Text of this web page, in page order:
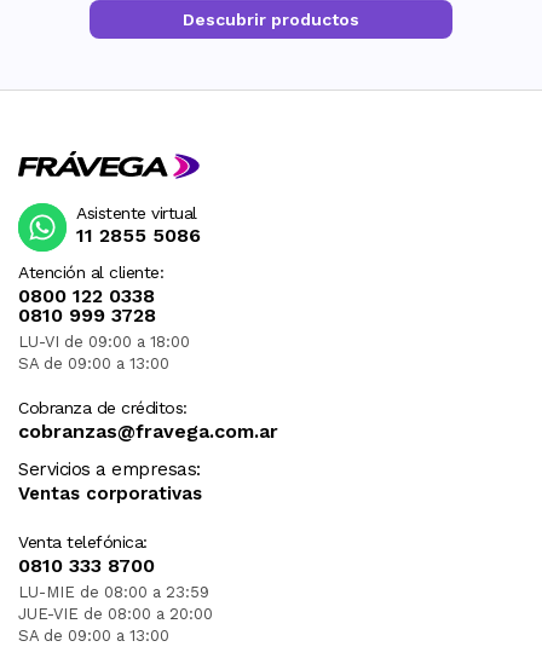
Descubrir productos
Atención al cliente:
0800 122 0338
0810 999 3728
LU-VI de 09:00 a 18:00
SA de 09:00 a 13:00
Cobranza de créditos:
cobranzas@fravega.com.ar
Servicios a empresas:
Ventas corporativas
Venta telefónica:
0810 333 8700
LU-MIE de 08:00 a 23:59
JUE-VIE de 08:00 a 20:00
SA de 09:00 a 13:00
Asistente virtual
11 2855 5086